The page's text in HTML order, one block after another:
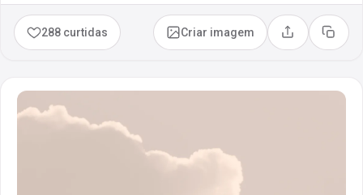
288 curtidas Criar imagem Compartilhar
Copiar